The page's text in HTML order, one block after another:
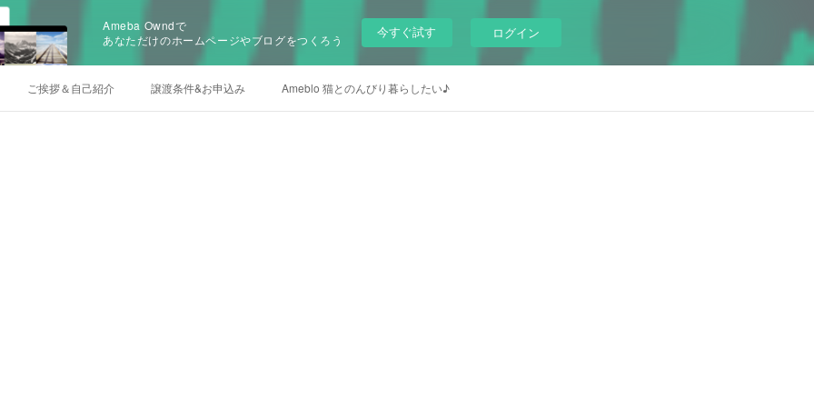
Ameba Owndで
あなただけのホームページやブログをつくろう
今すぐ試す ログイン
ご挨拶＆自己紹介 譲渡条件&お申込み Ameblo 猫とのんびり暮らしたい♪